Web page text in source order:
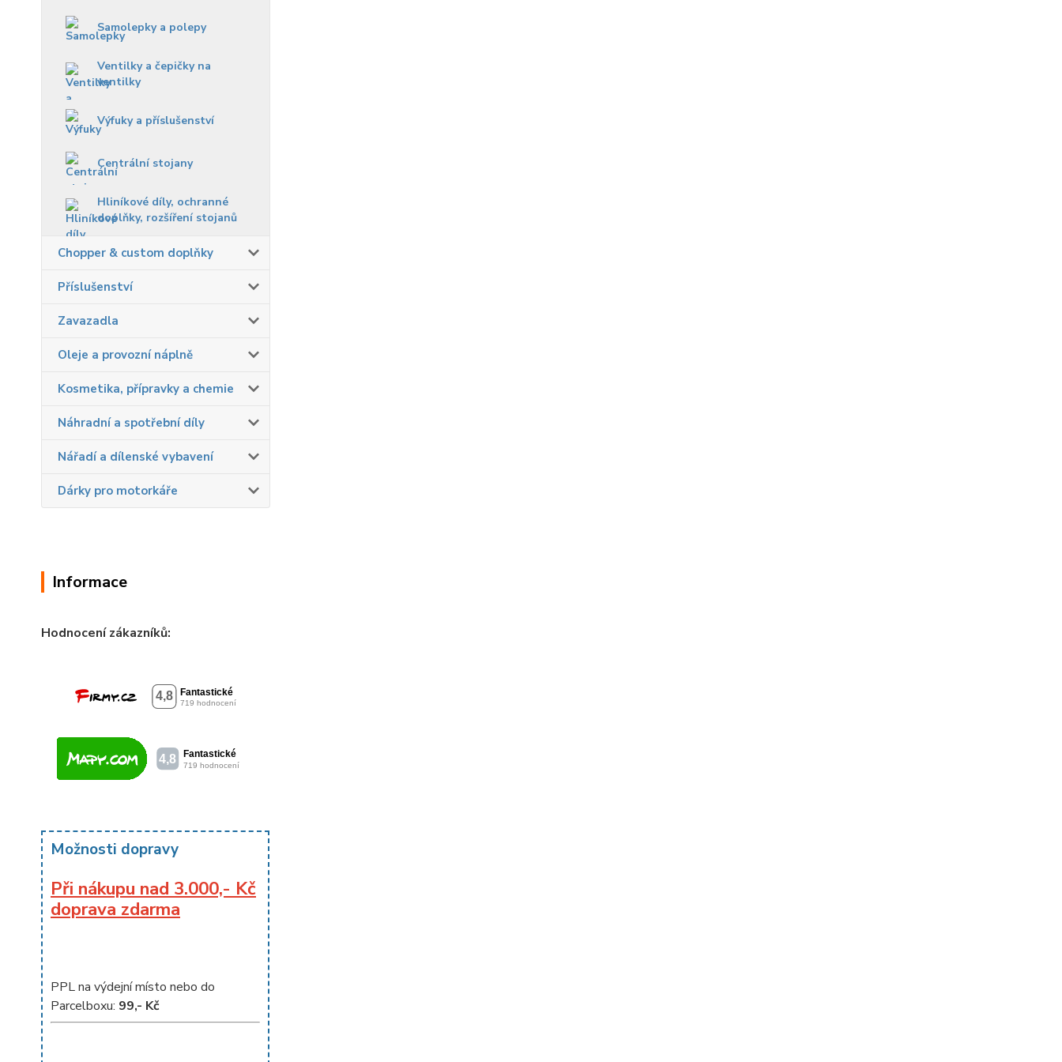
Samolepky a polepy
Ventilky a čepičky na
ventilky
Výfuky a příslušenství
Centrální stojany
Hliníkové díly, ochranné
doplňky, rozšíření stojanů
Chopper & custom doplňky
Příslušenství
Zavazadla
Oleje a provozní náplně
Kosmetika, přípravky a chemie
Náhradní a spotřební díly
Nářadí a dílenské vybavení
Dárky pro motorkáře
Informace
Hodnocení zákazníků:
Možnosti dopravy
Při nákupu nad 3.000,- Kč
doprava zdarma
PPL na výdejní místo nebo do
Parcelboxu: 99,- Kč